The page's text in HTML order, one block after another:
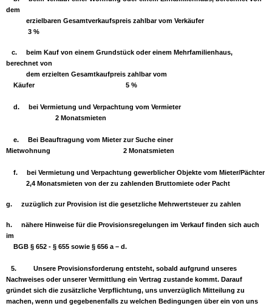
dem
erzielbaren Gesamtverkaufspreis zahlbar vom Verkäufer
3 %
c. beim Kauf von einem Grundstück oder einem Mehrfamilienhaus,
berechnet von
dem erzielten Gesamtkaufpreis zahlbar vom
Käufer 5 %
d. bei Vermietung und Verpachtung vom Vermieter
2 Monatsmieten
e. Bei Beauftragung vom Mieter zur Suche einer
Mietwohnung 2 Monatsmieten
f. bei Vermietung und Verpachtung gewerblicher Objekte vom Mieter/Pächter
2,4 Monatsmieten von der zu zahlenden Bruttomiete oder Pacht
g. zuzüglich zur Provision ist die gesetzliche Mehrwertsteuer zu zahlen
h. nähere Hinweise für die Provisionsregelungen im Verkauf finden sich auch
im
BGB § 652 - § 655 sowie § 656 a – d.
5.
Unsere Provisionsforderung entsteht, sobald aufgrund unseres
Nachweises oder unserer Vermittlung ein Vertrag zustande kommt. Darauf
gründet sich die zusätzliche Verpflichtung, uns unverzüglich Mitteilung zu
machen, wenn und gegebenenfalls zu welchen Bedingungen über ein von uns